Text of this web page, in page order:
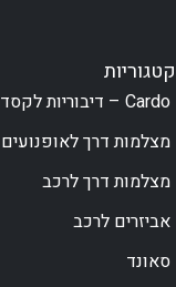
קטגוריות
Cardo – דיבוריות לקסדה
מצלמות דרך לאופנועים
מצלמות דרך לרכב
אביזרים לרכב
סאונד